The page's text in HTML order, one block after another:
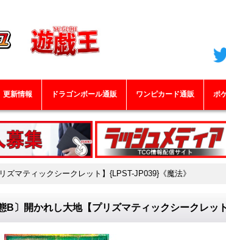
更新情報 ドラゴンボール通販 ワンピカード通販 ポ
ズマティックシークレット】{LPST-JP039}《魔法》
B〕開かれし大地【プリズマティックシークレッ